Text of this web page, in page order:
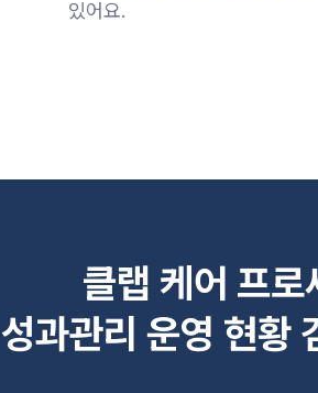
있어요.
클랩 케어 프로
성과관리 운영 현황